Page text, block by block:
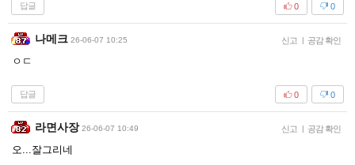
답글 0
0
나메크 26-06-07 10:25 신고 | 공감 확인
ㅇㄷ
답글 0
0
라면사장 26-06-07 10:49 신고 | 공감 확인
오...잘그리네